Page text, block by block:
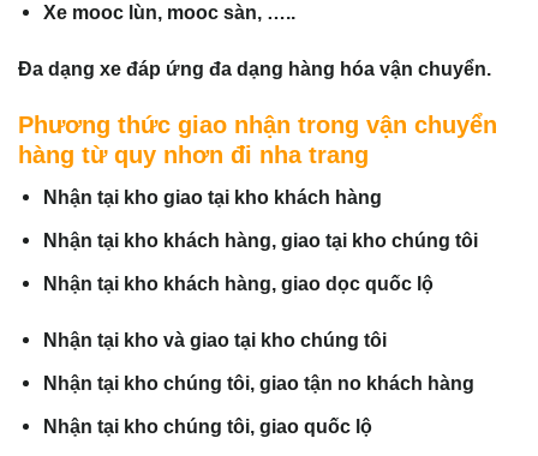
Xe mooc lùn, mooc sàn, …..
Đa dạng xe đáp ứng đa dạng hàng hóa vận chuyển.
Phương thức giao nhận trong vận chuyển
hàng từ quy nhơn đi nha trang
Nhận tại kho giao tại kho khách hàng
Nhận tại kho khách hàng, giao tại kho chúng tôi
Nhận tại kho khách hàng, giao dọc quốc lộ
Nhận tại kho và giao tại kho chúng tôi
Nhận tại kho chúng tôi, giao tận no khách hàng
Nhận tại kho chúng tôi, giao quốc lộ